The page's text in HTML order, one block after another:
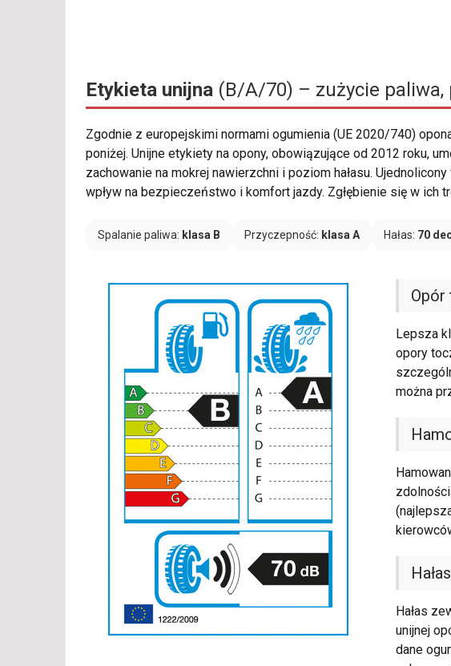
Etykieta unijna (B/A/70) – zużycie paliwa,
Zgodnie z europejskimi normami ogumienia (UE 2020/740)
poniżej. Unijne etykiety na opony, obowiązujące od 2012 roku,
zachowanie na mokrej nawierzchni i poziom hałasu.
wpływ na bezpieczeństwo i komfort jazdy. Zgłębienie się w
Spalanie paliwa: klasa B Przyczepność: klasa A Hałas: 70
Opór
Lepsza
opory
można
Hałas
unijnej
dane